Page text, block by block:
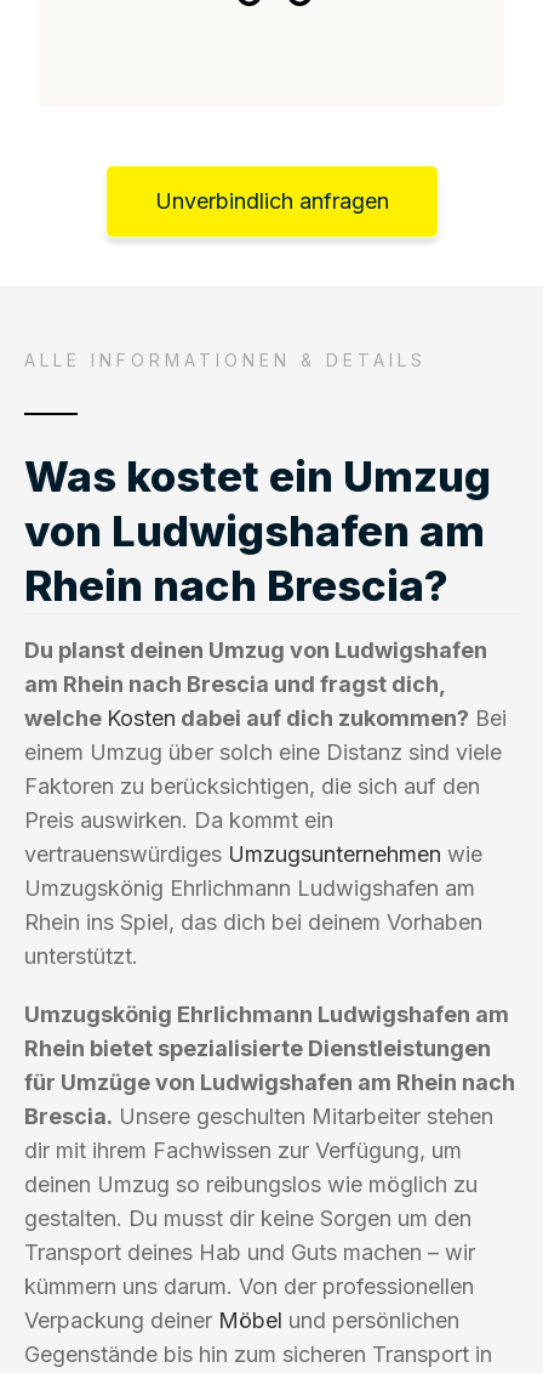
Unverbindlich anfragen
ALLE INFORMATIONEN & DETAILS
Was kostet ein Umzug
von Ludwigshafen am
Rhein nach Brescia?
Du planst deinen Umzug von Ludwigshafen
am Rhein nach Brescia und fragst dich,
welche Kosten dabei auf dich zukommen? Bei
einem Umzug über solch eine Distanz sind viele
Faktoren zu berücksichtigen, die sich auf den
Preis auswirken. Da kommt ein
vertrauenswürdiges Umzugsunternehmen wie
Umzugskönig Ehrlichmann Ludwigshafen am
Rhein ins Spiel, das dich bei deinem Vorhaben
unterstützt.
Umzugskönig Ehrlichmann Ludwigshafen am
Rhein bietet spezialisierte Dienstleistungen
für Umzüge von Ludwigshafen am Rhein nach
Brescia. Unsere geschulten Mitarbeiter stehen
dir mit ihrem Fachwissen zur Verfügung, um
deinen Umzug so reibungslos wie möglich zu
gestalten. Du musst dir keine Sorgen um den
Transport deines Hab und Guts machen – wir
kümmern uns darum. Von der professionellen
Verpackung deiner Möbel und persönlichen
Gegenstände bis hin zum sicheren Transport in